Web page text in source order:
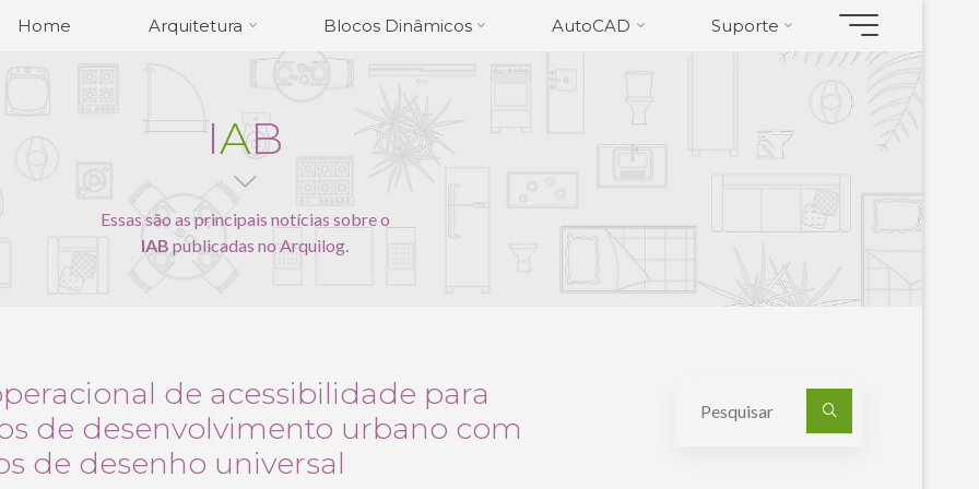
Home Arquitetura Blocos Dinâmicos AutoCAD Suporte
IAB
Essas são as principais notícias sobre o
IAB publicadas no Arquilog.
de acessibilidade para
de desenvolvimento urbano com
de desenho universal